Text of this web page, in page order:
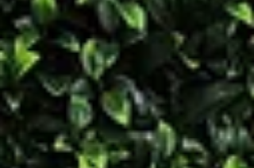
27001:2022, para a prestação de
serviços de monitorização, deteção,
análise e resposta a incidentes de
cibersegurança, realizado no âmbito de
serviços de Centro de Operações de
Segurança (SOC as a Service) e
Managed Detection and Response
(MDR). Esta certifi